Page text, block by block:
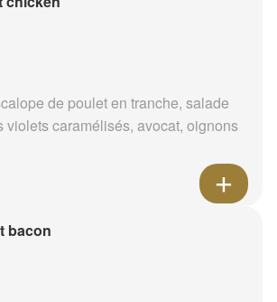
de poulet en tranche, salade
violets caramélisés, avocat, oignons
bacon